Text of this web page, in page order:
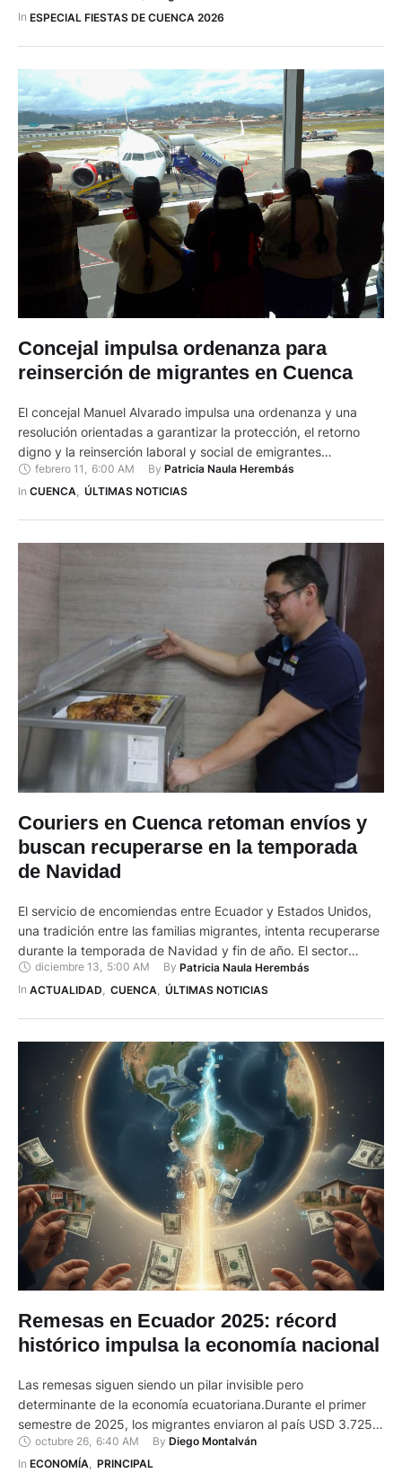
tradición, lo acogió con los brazos abiertos, y él comenzó …
In ESPECIAL FIESTAS DE CUENCA 2026
Concejal impulsa ordenanza para
reinserción de migrantes en Cuenca
El concejal Manuel Alvarado impulsa una ordenanza y una
resolución orientadas a garantizar la protección, el retorno
digno y la reinserción laboral y social de emigrantes
retornados, así como de quienes enfrentan procesos de
deportación o situaciones de vulnerabilidad. Alvarado informó
febrero 11 6:00 AM By Patricia Naula Herembás
In CUENCA, ÚLTIMAS NOTICIAS
Couriers en Cuenca retoman envíos y
buscan recuperarse en la temporada
de Navidad
El servicio de encomiendas entre Ecuador y Estados Unidos,
una tradición entre las familias migrantes, intenta recuperarse
durante la temporada de Navidad y fin de año. El sector
atravesó una crisis producto de las nuevas regulaciones y
aranceles del gobierno de Donald Trump, que paralizaron
diciembre 13, 5:00 AM By Patricia Naula Herembás
In ACTUALIDAD CUENCA ÚLTIMAS NOTICIAS
Remesas en Ecuador 2025: récord
histórico impulsa la economía nacional
Las remesas siguen siendo un pilar invisible pero
determinante de la economía ecuatoriana.Durante el primer
semestre de 2025, los migrantes enviaron al país USD 3.725
millones, una cifra sin precedentes que representa un
incremento del 24 % respecto al mismo periodo del año
octubre 26 6:40 AM By Diego Montalván
In ECONOMÍA, PRINCIPAL